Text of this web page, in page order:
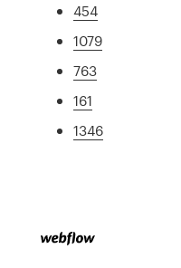
454
1079
763
161
1346